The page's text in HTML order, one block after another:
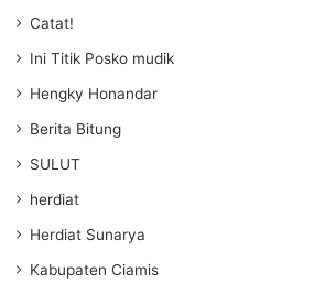
Catat!
Ini Titik Posko mudik
Hengky Honandar
Berita Bitung
SULUT
herdiat
Herdiat Sunarya
Kabupaten Ciamis